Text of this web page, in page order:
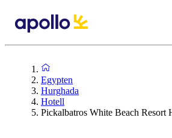
Egypten
Hurghada
Hotell
Pickalbatros White Beach Resort